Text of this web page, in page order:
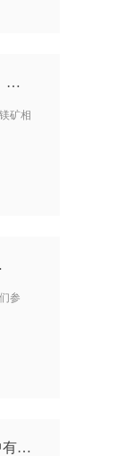
…
矿相
参
人物软文怎么写？人物类软文创作及发布中有哪些重点？…